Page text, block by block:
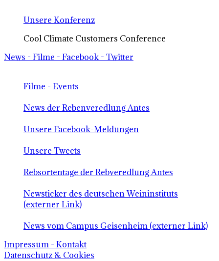
Unsere Konferenz
Cool Climate Customers Conference
News - Filme - Facebook - Twitter
Filme - Events
News der Rebenveredlung Antes
Unsere Facebook-Meldungen
Unsere Tweets
Rebsortentage der Rebveredlung Antes
Newsticker des deutschen Weininstituts
(externer Link)
News vom Campus Geisenheim (externer Link)
Impressum - Kontakt
Datenschutz & Cookies